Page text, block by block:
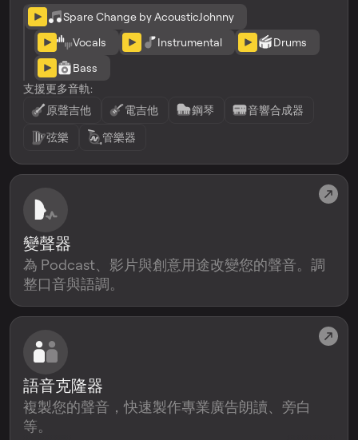
Spare Change by AcousticJohnny
Vocals
Instrumental
Drums
Bass
支援更多音軌:
原聲吉他
電吉他 鋼琴
音響合成器
弦樂
管樂器
變聲器
為 Podcast、影片與創意用途改變您的聲音。調
整口音與語調。
語音克隆器
複製您的聲音，快速製作專業廣告朗讀、旁白
等。